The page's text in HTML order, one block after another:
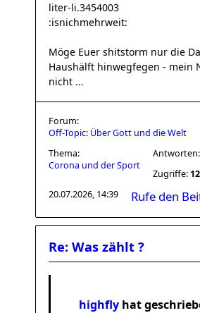
liter-li.3454003
:isnichmehrweit:
Möge Euer shitstorm nur die
Haushälft hinwegfegen - mein
nicht ...
Forum:
Off-Topic: Über Gott und die Welt
Thema:
Corona und der Sport
Antworten:
Zugriffe:
20.07.2026, 14:39
Rufe den
Re: Was zählt ?
highfly hat